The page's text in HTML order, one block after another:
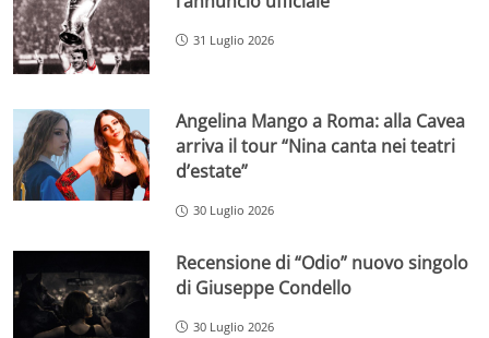
31 Luglio 2026
Angelina Mango a Roma: alla Cavea
arriva il tour “Nina canta nei teatri
d’estate”
30 Luglio 2026
Recensione di “Odio” nuovo singolo
di Giuseppe Condello
30 Luglio 2026